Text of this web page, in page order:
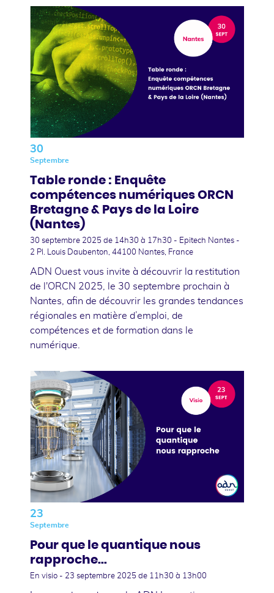
30
Septembre
Table ronde : Enquête
compétences numériques ORCN
Bretagne & Pays de la Loire
(Nantes)
30 septembre 2025 de 14h30 à 17h30 - Epitech Nantes -
2 Pl. Louis Daubenton, 44100 Nantes, France
ADN Ouest vous invite à découvrir la restitution
de l'ORCN 2025, le 30 septembre prochain à
Nantes, afin de découvrir les grandes tendances
régionales en matière d’emploi, de
compétences et de formation dans le
numérique.
23
Septembre
Pour que le quantique nous
rapproche...
En visio - 23 septembre 2025 de 11h30 à 13h00